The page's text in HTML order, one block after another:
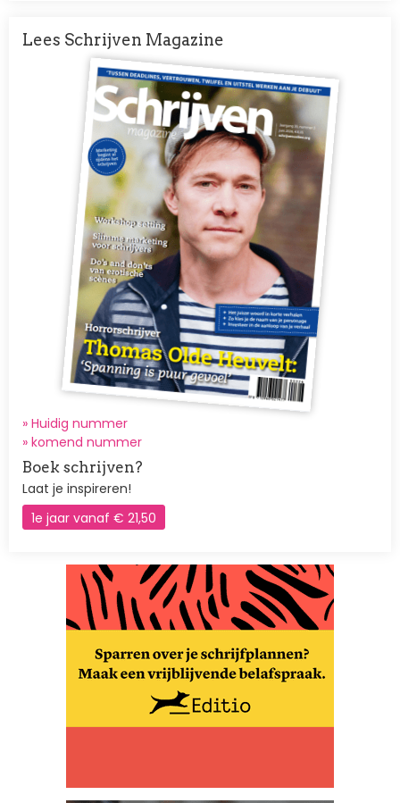
Lees Schrijven Magazine
Afbeelding
» Huidig nummer
» komend nummer
Boek schrijven?
Laat je inspireren!
1e jaar vanaf € 21,50